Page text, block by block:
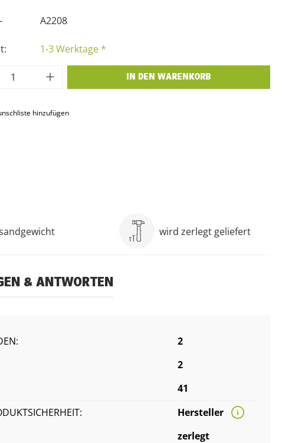
A2208
1-3 Werktage *
Anzahl: Gib den gewünschten Wert
IN DEN WARENKORB
hinzufügen
wird zerlegt geliefert
& ANTWORTEN
2
2
41
Hersteller
zerlegt